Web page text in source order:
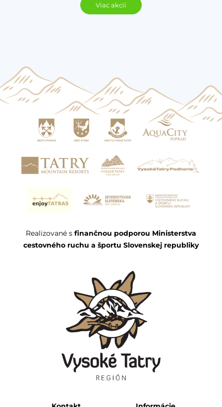
Viac akcií
Realizované s finančnou podporou Ministerstva
cestovného ruchu a športu Slovenskej republiky